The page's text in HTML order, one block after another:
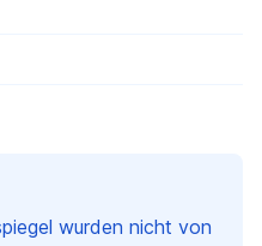
wurden nicht von